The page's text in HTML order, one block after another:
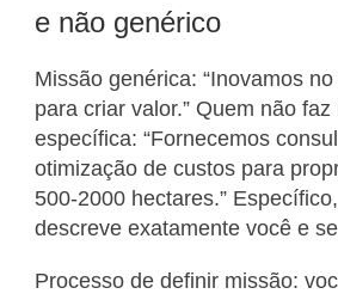
e não genérico
Missão genérica: “Inovamos
para criar valor.” Quem não
específica: “Fornecemos
otimização de custos para
500-2000 hectares.”
descreve exatamente você e
Processo de definir missão: